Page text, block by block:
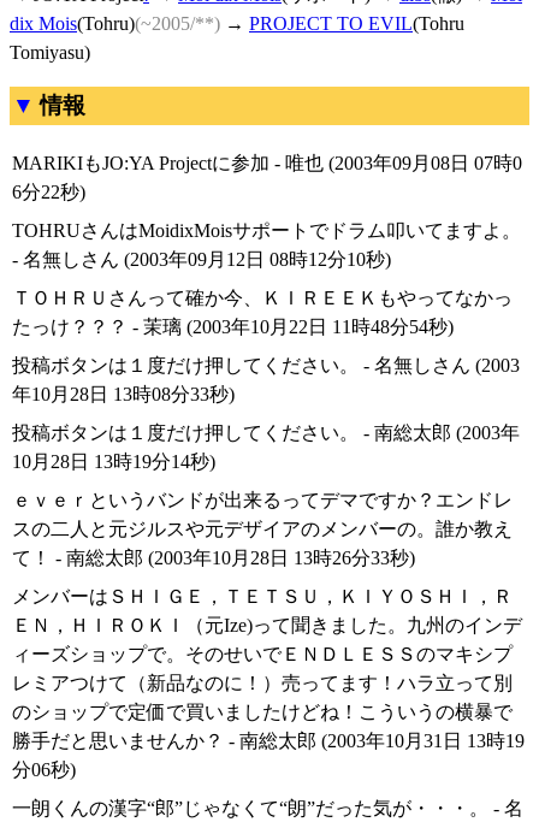
dix Mois(Tohru)(~2005/**) → PROJECT TO EVIL(Tohru
Tomiyasu)
情報
MARIKIもJO:YA Projectに参加 - 唯也 (2003年09月08日 07時0
6分22秒)
TOHRUさんはMoidixMoisサポートでドラム叩いてますよ。
- 名無しさん (2003年09月12日 08時12分10秒)
ＴＯＨＲＵさんって確か今、ＫＩＲＥＥＫもやってなかっ
たっけ？？？ - 茉璃 (2003年10月22日 11時48分54秒)
投稿ボタンは１度だけ押してください。 - 名無しさん (2003
年10月28日 13時08分33秒)
投稿ボタンは１度だけ押してください。 - 南総太郎 (2003年
10月28日 13時19分14秒)
ｅｖｅｒというバンドが出来るってデマですか？エンドレ
スの二人と元ジルスや元デザイアのメンバーの。誰か教え
て！ - 南総太郎 (2003年10月28日 13時26分33秒)
メンバーはＳＨＩＧＥ，ＴＥＴＳＵ，ＫＩＹＯＳＨＩ，Ｒ
ＥＮ，ＨＩＲＯＫＩ（元Ize)って聞きました。九州のインデ
ィーズショップで。そのせいでＥＮＤＬＥＳＳのマキシプ
レミアつけて（新品なのに！）売ってます！ハラ立って別
のショップで定価で買いましたけどね！こういうの横暴で
勝手だと思いませんか？ - 南総太郎 (2003年10月31日 13時19
分06秒)
一朗くんの漢字“郎”じゃなくて“朗”だった気が・・・。 - 名